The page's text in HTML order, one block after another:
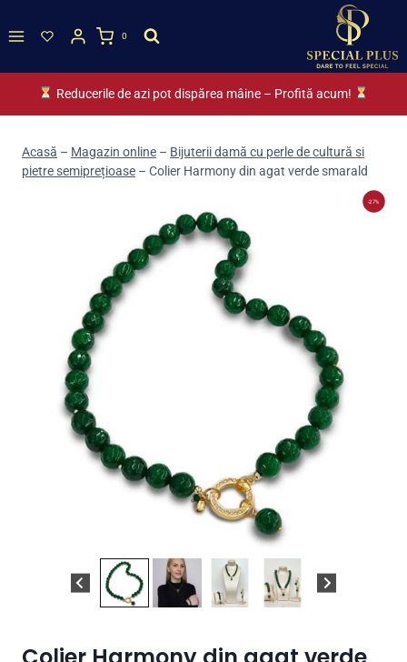
to
0
Reducerile de azi pot dispărea mâine – Profită acum!
Acasă – Magazin online – Bijuterii damă cu perle de cultură si
pietre semiprețioase – Colier Harmony din agat verde smarald
-27%